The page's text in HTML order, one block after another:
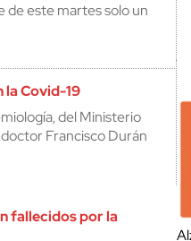
de este martes solo un
la Covid-19
del Ministerio
Francisco Durán
fallecidos por la